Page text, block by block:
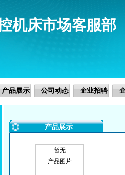
机床市场客服部
产品展示 公司动态 企业招聘
产品展示
暂无
产品图片